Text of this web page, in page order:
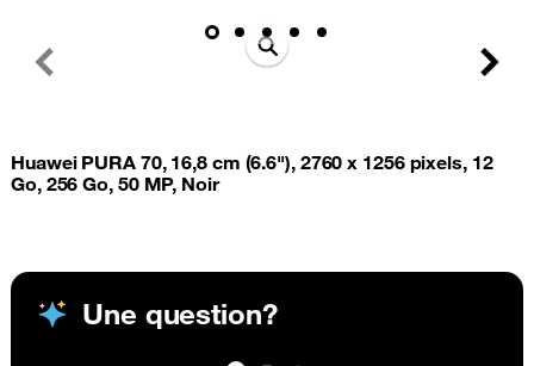
Previous Next
Huawei PURA 70, 16,8 cm (6.6"), 2760 x 1256 pixels, 12
Go, 256 Go, 50 MP, Noir
Une question?